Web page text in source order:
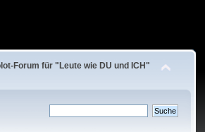
Forum für "Leute wie DU und ICH"